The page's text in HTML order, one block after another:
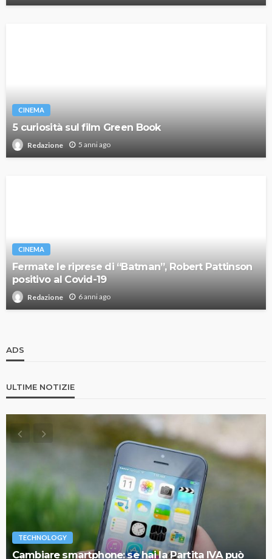
CINEMA
5 curiosità sul film Green Book
Redazione 5 anni ago
CINEMA
Fermate le riprese di “Batman”, Robert Pattinson
positivo al Covid-19
Redazione 6 anni ago
ADS
ULTIME NOTIZIE
TECHNOLOGY
Cambiare smartphone: se hai la Partita IVA può